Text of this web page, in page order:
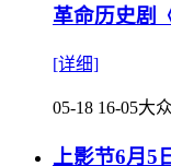
革命历史剧
[详细]
05-18 16-05大
上影节6月5